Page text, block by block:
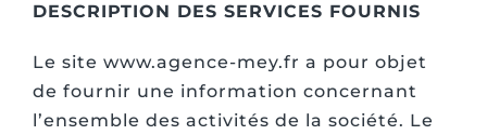
DESCRIPTION DES SERVICES FOURNIS
Le site www.agence-mey.fr a pour objet
de fournir une information concernant
l’ensemble des activités de la société. Le